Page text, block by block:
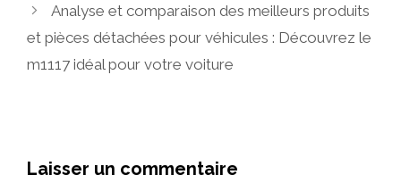
Analyse et comparaison des meilleurs produits
et pièces détachées pour véhicules : Découvrez le
m1117 idéal pour votre voiture
Laisser un commentaire